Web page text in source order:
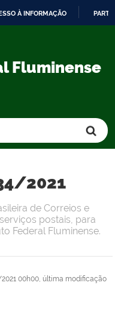
À INFORMAÇÃO
Fluminense
2021
00h00, última modificação
de Correios e
postais, para
Federal Fluminense.